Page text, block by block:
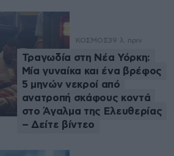
ΚΟΣΜΟΣ39 λ. πριν
Τραγωδία στη Νέα Υόρκη:
Μία γυναίκα και ένα βρέφος
5 μηνών νεκροί από
ανατροπή σκάφους κοντά
στο Άγαλμα της Ελευθερίας
– Δείτε βίντεο